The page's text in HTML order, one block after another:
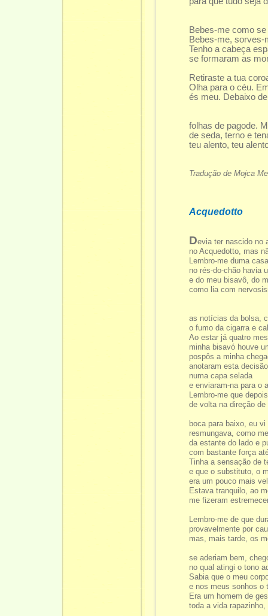
Bebes-me como
Bebes-me, sorves-
Tenho a cabeça
se formaram as
Retiraste a tua
Olha para o céu.
és meu. Debaixo
folhas de pagode.
de seda, terno e
teu alento, teu
Tradução de Mojca
Acquedotto
Devia ter nascido no
no Acquedotto, mas
Lembro-me duma
no rés-do-chão havia
e do meu bisavô, do
como lia com
as notícias da bolsa,
o fumo da cigarra e
Ao estar já quatro
minha bisavó houve
pospôs a minha
anotaram esta
numa capa selada
e enviaram-na para o
Lembro-me que
de volta na direção
boca para baixo, eu
resmungava, como
da estante do lado e
com bastante força
Tinha a sensação de
e que o substituto, o
era um pouco mais
Estava tranquilo, ao
me fizeram
Lembro-me de que
provavelmente por
mas, mais tarde, os
se aderiam bem,
no qual atingi o tono
Sabia que o meu
e nos meus sonhos o
Era um homem de
toda a vida